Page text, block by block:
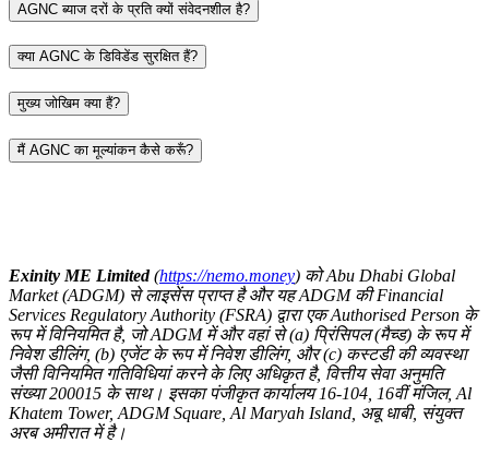
AGNC ब्याज दरों के प्रति क्यों संवेदनशील है?
क्या AGNC के डिविडेंड सुरक्षित हैं?
मुख्य जोखिम क्या हैं?
मैं AGNC का मूल्यांकन कैसे करूँ?
Exinity ME Limited(https://nemo.money) को Abu Dhabi Global
Market (ADGM) से लाइसेंस प्राप्त है और यह ADGM की Financial
Services Regulatory Authority (FSRA) द्वारा एक Authorised Person के
रूप में विनियमित है, जो ADGM में और वहां से (a) प्रिंसिपल (मैच्ड) के रूप में
निवेश डीलिंग, (b) एजेंट के रूप में निवेश डीलिंग, और (c) कस्टडी की व्यवस्था
जैसी विनियमित गतिविधियां करने के लिए अधिकृत है, वित्तीय सेवा अनुमति
संख्या 200015 के साथ। इसका पंजीकृत कार्यालय 16-104, 16वीं मंजिल, Al
Khatem Tower, ADGM Square, Al Maryah Island, अबू धाबी, संयुक्त
अरब अमीरात में है।